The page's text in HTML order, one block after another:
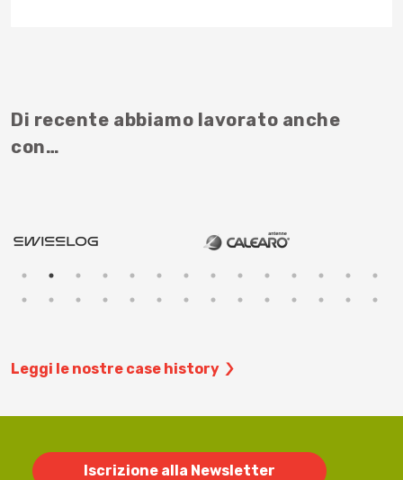
Di recente abbiamo lavorato anche
con…
Leggi le nostre case history
Iscrizione alla Newsletter